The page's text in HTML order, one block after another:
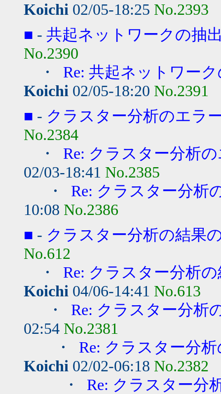
Koichi 02/05-18:25 No.2393
■ - 共起ネットワークの抽
No.2390
・ Re: 共起ネットワー
Koichi 02/05-18:20 No.2391
■ - クラスター分析のエラ
No.2384
・ Re: クラスター分析
02/03-18:41 No.2385
・ Re: クラスター分析
10:08 No.2386
■ - クラスター分析の結果
No.612
・ Re: クラスター分析
Koichi 04/06-14:41 No.613
・ Re: クラスター分析
02:54 No.2381
・ Re: クラスター分
Koichi 02/02-06:18 No.2382
・ Re: クラスター分